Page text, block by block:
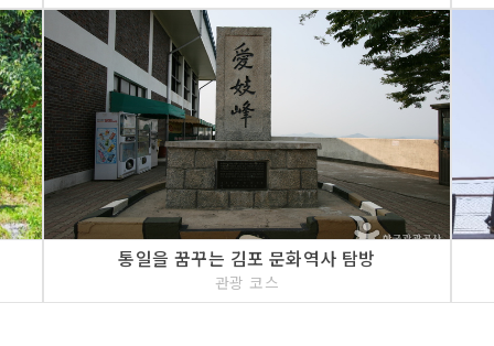
통일을 꿈꾸는 김포 문화역사 탐방
관광 코스